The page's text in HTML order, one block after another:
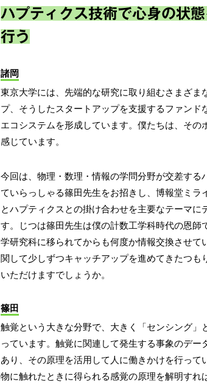
ハプティクス技術で心身の状
行う
諸岡
東京大学には、先端的な研究に取り組むさまざま
プ、そうしたスタートアップを支援するファン
エコシステムを形成しています。僕たちは、そ
感じています。
今回は、物理・数理・情報の学問分野が交差す
ていらっしゃる篠田先生をお招きし、博報堂ミ
とハプティクスとの掛け合わせを主要なテーマに
す。じつは篠田先生は僕の計数工学科時代の恩
学研究科に移られてからも何度か情報交換させて
関して少しずつキャッチアップを進めてきたつ
いただけますでしょうか。
篠田
触覚という大きな分野で、大きく「センシング
っています。触覚に関連して発生する事象のデ
あり、その原理を活用して人に働きかけを行っ
物に触れたときに得られる感覚の原理を解明すれ